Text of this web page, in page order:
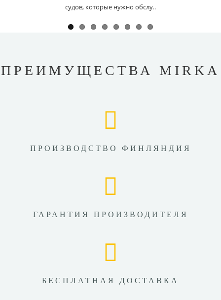
судов, которые нужно обслу..
ПРЕИМУЩЕСТВА MIRKA
ПРОИЗВОДСТВО ФИНЛЯНДИЯ
ГАРАНТИЯ ПРОИЗВОДИТЕЛЯ
БЕСПЛАТНАЯ ДОСТАВКА